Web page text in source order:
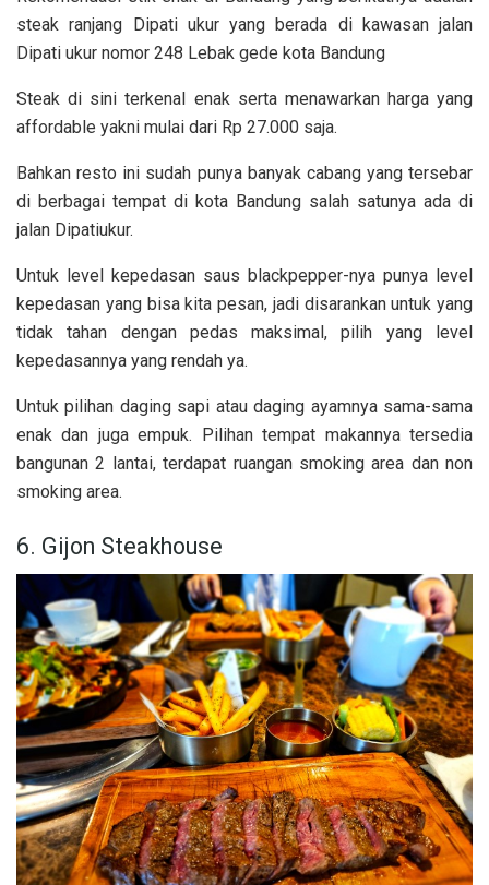
steak ranjang Dipati ukur yang berada di kawasan jalan
Dipati ukur nomor 248 Lebak gede kota Bandung
Steak di sini terkenal enak serta menawarkan harga yang
affordable yakni mulai dari Rp 27.000 saja.
Bahkan resto ini sudah punya banyak cabang yang tersebar
di berbagai tempat di kota Bandung salah satunya ada di
jalan Dipatiukur.
Untuk level kepedasan saus blackpepper-nya punya level
kepedasan yang bisa kita pesan, jadi disarankan untuk yang
tidak tahan dengan pedas maksimal, pilih yang level
kepedasannya yang rendah ya.
Untuk pilihan daging sapi atau daging ayamnya sama-sama
enak dan juga empuk. Pilihan tempat makannya tersedia
bangunan 2 lantai, terdapat ruangan smoking area dan non
smoking area.
6. Gijon Steakhouse